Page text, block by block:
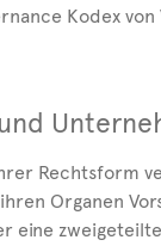
Kodex von
Rechtsform
Organen
eine